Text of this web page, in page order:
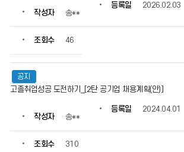
호,
제
목,
자,
작성자 송**
등록일 2026.02.03
조회수 46
공지
고졸취업성공 도전하기_[2탄 공기업 채용계획(안)]
작성자 송**
등록일 2024.04.01
조회수 310